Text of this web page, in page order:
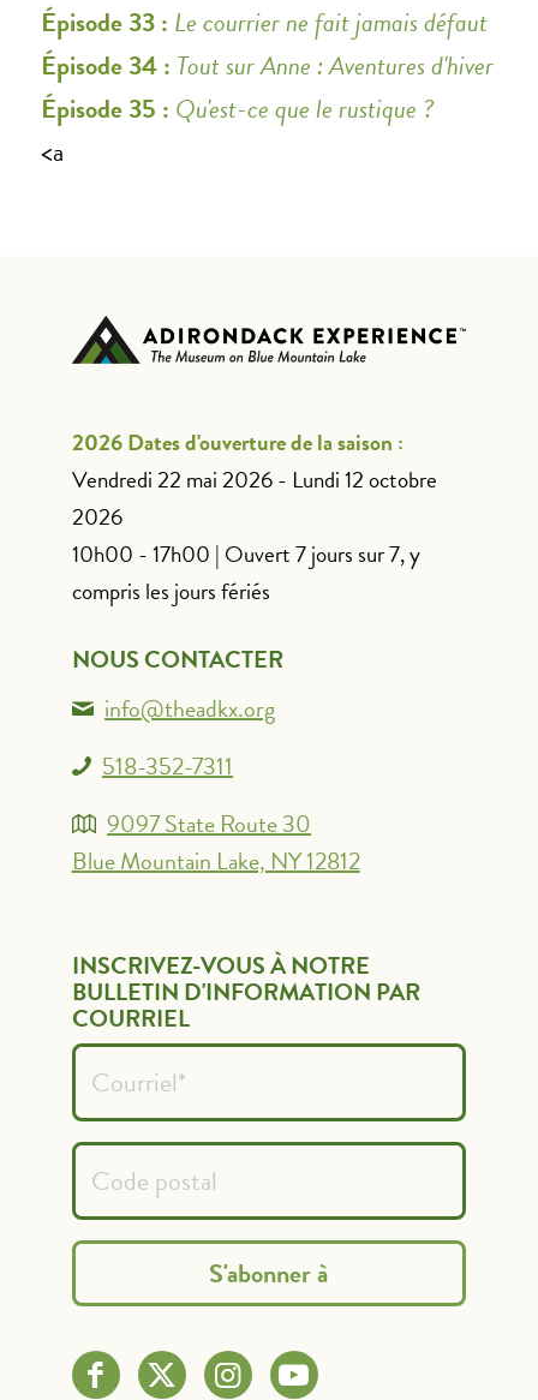
Épisode 33 : Le courrier ne fait jamais défaut
Épisode 34 : Tout sur Anne : Aventures d'hiver
Épisode 35 : Qu'est-ce que le rustique ?
<a
2026 Dates d'ouverture de la saison :
Vendredi 22 mai 2026 - Lundi 12 octobre
2026
10h00 - 17h00 | Ouvert 7 jours sur 7, y
compris les jours fériés
NOUS CONTACTER
info@theadkx.org
518-352-7311
9097 State Route 30
Blue Mountain Lake, NY 12812
INSCRIVEZ-VOUS À NOTRE
BULLETIN D'INFORMATION PAR
COURRIEL